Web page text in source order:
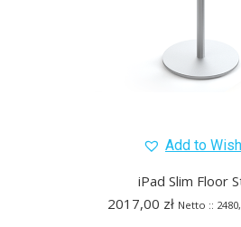
Add to
iPad Slim Floor
2017,00 zł Netto ::